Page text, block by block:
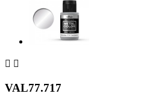
 
VAL77.717